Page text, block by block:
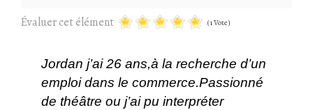
Évaluer cet élément (1 Vote)
Jordan j’ai 26 ans,à la recherche d’un
emploi dans le commerce.Passionné
de théâtre ou j’ai pu interpréter